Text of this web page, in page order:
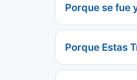
Porque se fue
Porque Estas